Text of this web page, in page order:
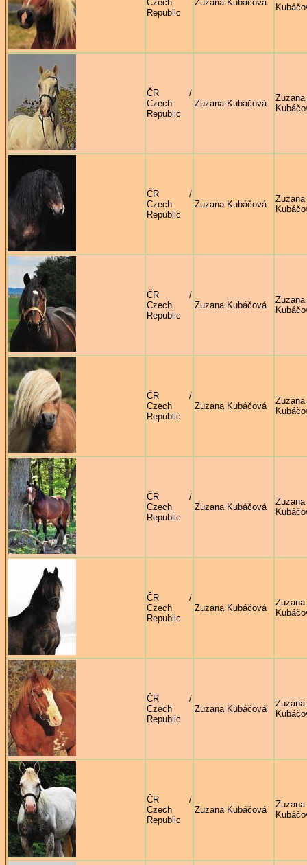
Czech
Republic
Zuzana Kubáčová
ČR /
Czech
Republic
Zuzana Kubáčová
Zuzana
ČR /
Czech
Republic
Zuzana Kubáčová
Zuzana
ČR /
Czech
Republic
Zuzana Kubáčová
Zuzana
ČR /
Czech
Republic
Zuzana Kubáčová
Zuzana
ČR /
Czech
Republic
Zuzana Kubáčová
Zuzana
ČR /
Czech
Republic
Zuzana Kubáčová
Zuzana
ČR /
Czech
Republic
Zuzana Kubáčová
Zuzana
ČR /
Czech
Republic
Zuzana Kubáčová
Zuzana